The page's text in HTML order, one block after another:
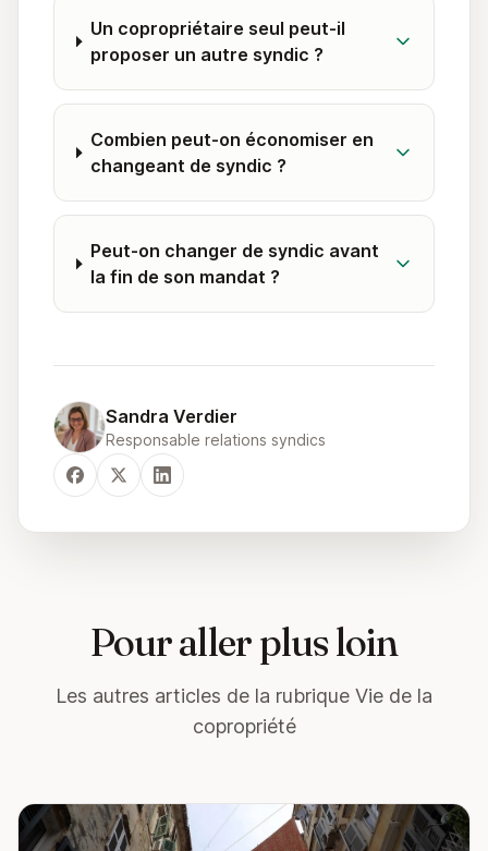
Un copropriétaire seul peut-il
proposer un autre syndic ?
Combien peut-on économiser en
changeant de syndic ?
Peut-on changer de syndic avant
la fin de son mandat ?
Sandra Verdier
Responsable relations syndics
Pour aller plus loin
Les autres articles de la rubrique Vie de la
copropriété